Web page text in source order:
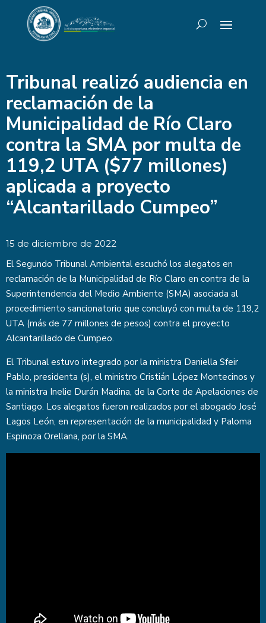
Tribunal realizó audiencia en
reclamación de la
Municipalidad de Río Claro
contra la SMA por multa de
119,2 UTA ($77 millones)
aplicada a proyecto
“Alcantarillado Cumpeo”
15 de diciembre de 2022
El Segundo Tribunal Ambiental escuchó los alegatos en
reclamación de la Municipalidad de Río Claro en contra de la
Superintendencia del Medio Ambiente (SMA) asociada al
procedimiento sancionatorio que concluyó con multa de 119,2
UTA (más de 77 millones de pesos) contra el proyecto
Alcantarillado de Cumpeo.
El Tribunal estuvo integrado por la ministra Daniella Sfeir
Pablo, presidenta (s), el ministro Cristián López Montecinos y
la ministra Inelie Durán Madina, de la Corte de Apelaciones de
Santiago. Los alegatos fueron realizados por el abogado José
Lagos León, en representación de la municipalidad y Paloma
Espinoza Orellana, por la SMA.